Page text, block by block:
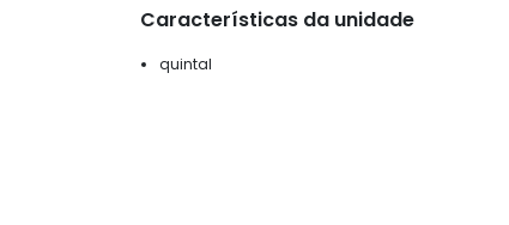
Características da unidade
quintal